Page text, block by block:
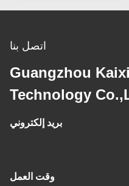
اتصل بنا
Guangzhou
Technology
بريد إلكتروني
وقت العمل